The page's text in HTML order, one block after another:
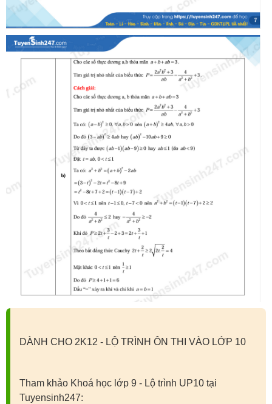
DÀNH CHO 2K12 - LỘ TRÌNH ÔN THI VÀO LỚP 10
Tham khảo Khoá học lớp 9 - Lộ trình UP10 tại
Tuyensinh247: